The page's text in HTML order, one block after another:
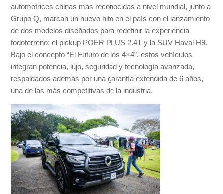
automotrices chinas más reconocidas a nivel mundial, junto a
Grupo Q, marcan un nuevo hito en el país con el lanzamiento
de dos modelos diseñados para redefinir la experiencia
todoterreno: el pickup POER PLUS 2.4T y la SUV Haval H9.
Bajo el concepto “El Futuro de los 4×4”, estos vehículos
integran potencia, lujo, seguridad y tecnología avanzada,
respaldados además por una garantía extendida de 6 años,
una de las más competitivas de la industria.